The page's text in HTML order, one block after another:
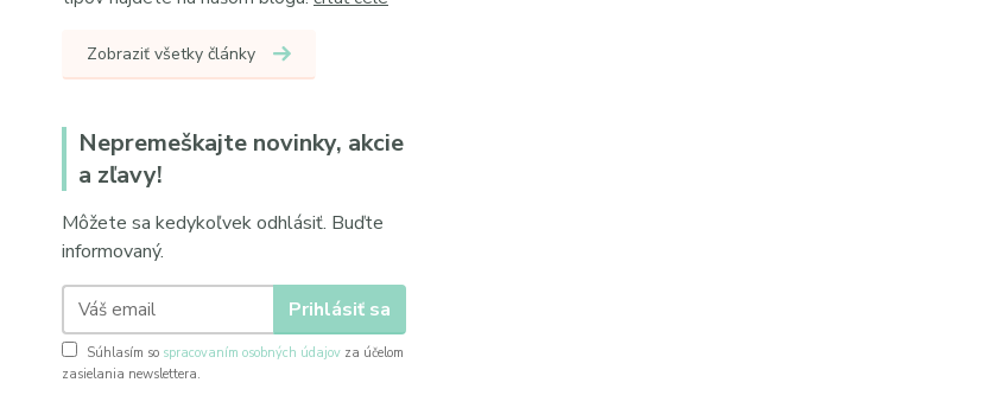
Zobraziť všetky články
Nepremeškajte novinky, akcie
a zľavy!
Môžete sa kedykoľvek odhlásiť. Buďte
informovaný.
Prihlásiť sa
Súhlasím so spracovaním osobných údajov za účelom
zasielania newslettera.